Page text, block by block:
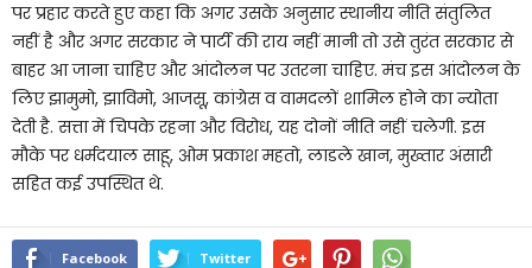
पर प्रहार करते हुए कहा कि अगर उसके अनुसार स्थानीय नीति संतुलित
नहीं है और अगर सरकार ने पार्टी की राय नहीं मानी तो उसे तुरंत सरकार से
बाहर आ जाना चाहिए और आंदोलन पर उतरना चाहिए. मंच इस आंदोलन के
लिए झामुमो, झाविमो, आजसू, कांग्रेस व वामदलों शामिल होने का न्योता
देती है. सत्ता में चिपके रहना और विरोध, यह दोनों नीति नहीं चलेगी. इस
मौके पर धर्मदयाल साहू, ओम प्रकाश महतो, लाडले खान, मुख्तार अंसारी
सहित कई उपस्थित थे.
Facebook Twitter